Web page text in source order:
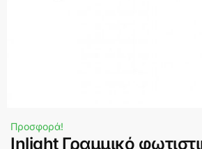
Προσφορά!
Inlight Γραμμικό